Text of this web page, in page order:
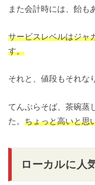
また会計時には、飴も
サービスレベルはジャ
す。
それと、値段もそれな
てんぷらそば、茶碗蒸
た。ちょっと高いと思
ローカルに人